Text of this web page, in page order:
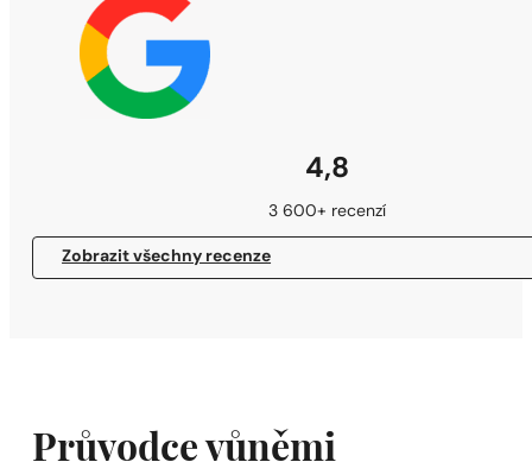
4,8
3 600+ recenzí
Zobrazit všechny recenze
Průvodce vůněmi